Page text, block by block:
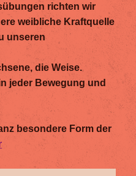
richten wir
weibliche Kraftquelle
unseren
die Weise.
jeder Bewegung und
besondere Form der